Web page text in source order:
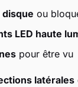
ou
LED haute
pour être vu
latérales